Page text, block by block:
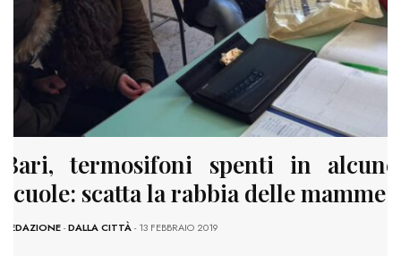
Bari, termosifoni spenti in alcune
scuole: scatta la rabbia delle mamme
REDAZIONE-DALLA CITTÀ- 13 FEBBRAIO 2019